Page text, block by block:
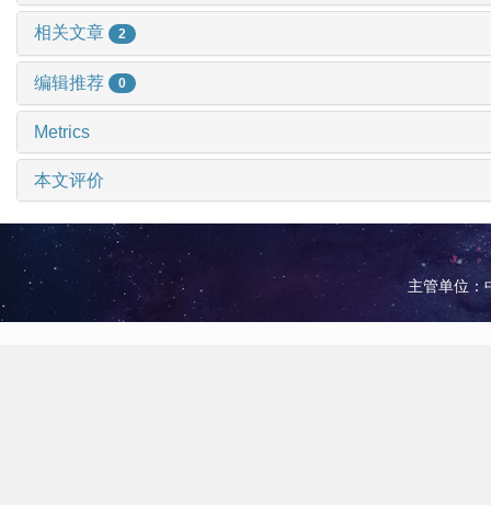
相关文章 2
编辑推荐 0
Metrics
本文评价
主管单位：